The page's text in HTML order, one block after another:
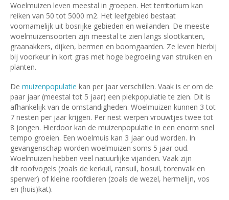
Woelmuizen leven meestal in groepen. Het territorium kan
reiken van 50 tot 5000 m2. Het leefgebied bestaat
voornamelijk uit bosrijke gebieden en weilanden. De meeste
woelmuizensoorten zijn meestal te zien langs slootkanten,
graanakkers, dijken, bermen en boomgaarden. Ze leven hierbij
bij voorkeur in kort gras met hoge begroeiing van struiken en
planten.
De muizenpopulatie kan per jaar verschillen. Vaak is er om de
paar jaar (meestal tot 5 jaar) een piekpopulatie te zien. Dit is
afhankelijk van de omstandigheden. Woelmuizen kunnen 3 tot
7 nesten per jaar krijgen. Per nest werpen vrouwtjes twee tot
8 jongen. Hierdoor kan de muizenpopulatie in een enorm snel
tempo groeien. Een woelmuis kan 3 jaar oud worden. In
gevangenschap worden woelmuizen soms 5 jaar oud.
Woelmuizen hebben veel natuurlijke vijanden. Vaak zijn
dit roofvogels (zoals de kerkuil, ransuil, bosuil, torenvalk en
sperwer) of kleine roofdieren (zoals de wezel, hermelijn, vos
en (huis)kat).